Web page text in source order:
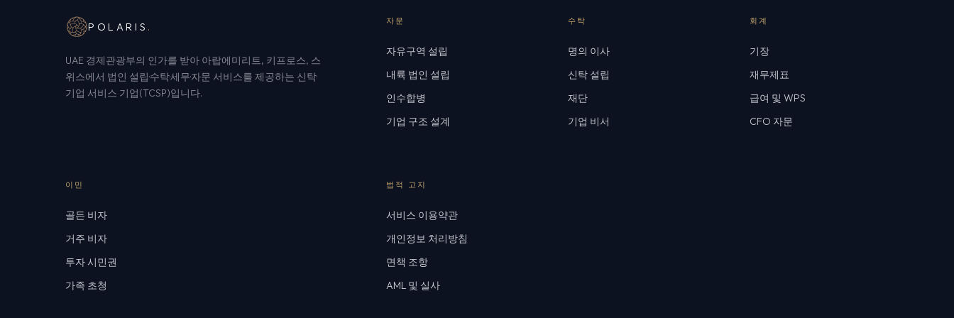
POLARIS .
UAE 경제관광부의 인가를 받아 아랍에미리트, 키프로스, 스
위스에서 법인 설립·수탁·세무·자문 서비스를 제공하는 신탁·
기업 서비스 기업(TCSP)입니다.
자문
자유구역 설립
내륙 법인 설립
인수합병
기업 구조 설계
수탁
명의 이사
신탁 설립
재단
기업 비서
회계
기장
재무제표
급여 및 WPS
CFO 자문
이민
골든 비자
거주 비자
투자 시민권
가족 초청
법적 고지
서비스 이용약관
개인정보 처리방침
면책 조항
AML 및 실사